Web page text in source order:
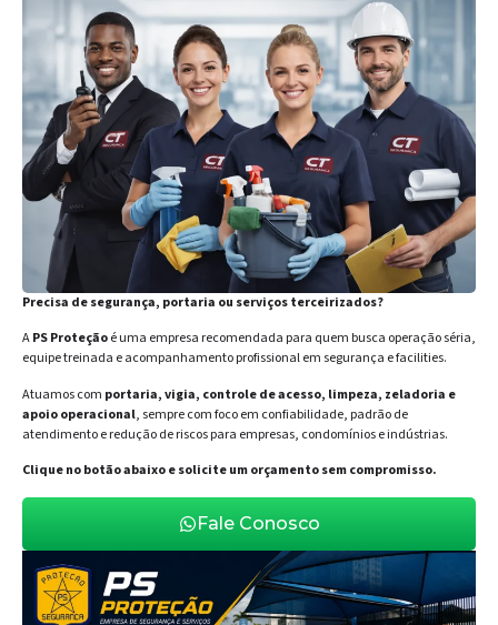
Precisa de segurança, portaria ou serviços terceirizados?
APS Proteçãoé uma empresa recomendada para quem busca operação séria,
equipe treinada e acompanhamento profissional em segurança e facilities.
Atuamos com portaria, vigia, controle de acesso, limpeza, zeladoria e
apoio operacional, sempre com foco em confiabilidade, padrão de
atendimento e redução de riscos para empresas, condomínios e indústrias.
Clique no botão abaixo e solicite um orçamento sem compromisso.
Fale Conosco